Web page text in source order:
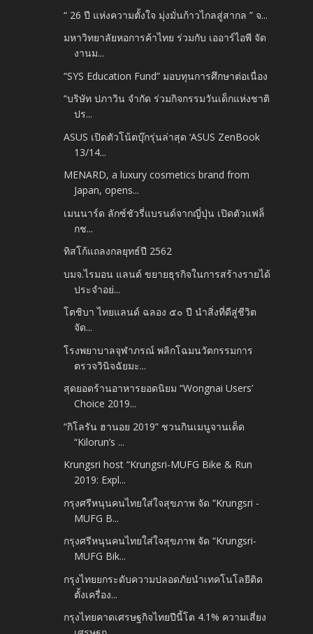
“ 26 ปี แห่งความตั้งใจ มุ่งมั่นก้าวไกลสู่สากล ” จ...
มหาวิทยาลัยหอการค้าไทย ร่วมกับ เออาร์ไอพี จัด
งานม...
“SYS Education Fund” มอบทุนการศึกษาต่อเนื่อง
“บริษัท ปภาวิน จำกัด ร่วมกิจกรรมวันเด็กแห่งชาติ
ปร...
ASUS เปิดตัวโน้ตบุ๊กรุ่นล่าสุด ‘ASUS ZenBook
13/14...
MENARD, a luxury cosmetics brand from
Japan, opens...
เมนนาร์ด ลักซ์ชัวรี่แบรนด์จากญี่ปุ่น เปิดตัวแฟล็
กช...
ทิสโก้แถลงกลยุทธ์ปี 2562
บมจ.ไรมอน แลนด์ ขยายธุรกิจในการสร้างรายได้
ประจำอย่...
โตชิบา ไทยแลนด์ ฉลอง ๕๐ ปี นำสิ่งที่ดีสู่ชีวิต
จัด...
โรงพยาบาลจุฬาภรณ์ พลิกโฉมนวัตกรรมการ
ตรวจวินิจฉัยมะ...
สุดยอดร้านอาหารยอดนิยม “Wongnai Users’
Choice 2019...
“กิโลรัน ฮานอย 2019” ชวนกินเมนูจานเด็ด
“Kilorun’s ...
Krungsri host “Krungsri-MUFG Bike & Run
2019: Expl...
กรุงศรีหนุนคนไทยใส่ใจสุขภาพ จัด “Krungsri -
MUFG B...
กรุงศรีหนุนคนไทยใส่ใจสุขภาพ จัด “Krungsri-
MUFG Bik...
กรุงไทยยกระดับความปลอดภัยนำเทคโนโลยีติด
ตั้งเครื่อง...
กรุงไทยคาดเศรษฐกิจไทยปีนี้โต 4.1% ความเสี่ยง